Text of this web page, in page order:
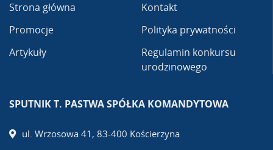
Strona główna
Promocje
Artykuły
Kontakt
Polityka prywatności
Regulamin konkursu
urodzinowego
SPUTNIK T. PASTWA SPÓŁKA KOMANDYTOWA
ul. Wrzosowa 41, 83-400 Kościerzyna